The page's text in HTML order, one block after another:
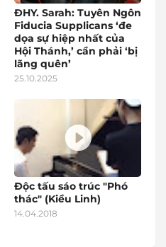
ĐHY. Sarah: Tuyên Ngôn
Fiducia Supplicans ‘đe
dọa sự hiệp nhất của
Hội Thánh,’ cần phải ‘bị
lãng quên’
25.10.2025
Độc tấu sáo trúc "Phó
thác" (Kiều Linh)
14.04.2018